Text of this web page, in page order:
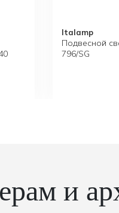
Italamp
Подвесной
796/SG
и